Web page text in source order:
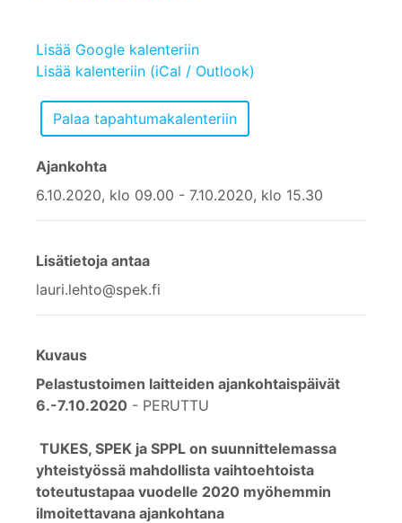
Lisää Google kalenteriin
Lisää kalenteriin (iCal / Outlook)
Ajankohta
6.10.2020, klo 09.00 - 7.10.2020, klo 15.30
Lisätietoja antaa
lauri.lehto@spek.fi
Kuvaus
Pelastustoimen laitteiden ajankohtaispäivät
6.-7.10.2020 - PERUTTU
TUKES, SPEK ja SPPL on suunnittelemassa
yhteistyössä mahdollista vaihtoehtoista
toteutustapaa vuodelle 2020 myöhemmin
ilmoitettavana ajankohtana